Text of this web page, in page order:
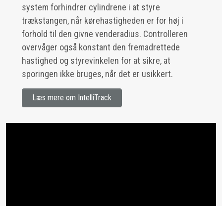
system forhindrer cylindrene i at styre
trækstangen, når kørehastigheden er for høj i
forhold til den givne venderadius. Controlleren
overvåger også konstant den fremadrettede
hastighed og styrevinkelen for at sikre, at
sporingen ikke bruges, når det er usikkert.
Læs mere om IntelliTrack